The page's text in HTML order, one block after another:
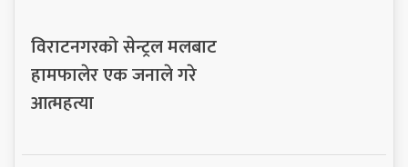
विराटनगरको सेन्ट्रल मलबाट
हामफालेर एक जनाले गरे
आत्महत्या